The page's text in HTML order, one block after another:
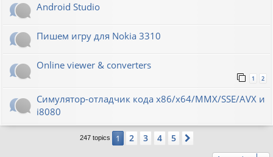
Android Studio
Пишем игру для Nokia 3310
Online viewer & converters
1 2
Симулятор-отладчик кода x86/x64/MMX/SSE/AVX и
i8080
247 topics 1 2 3 4 5